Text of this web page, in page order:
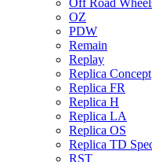
Off Road
OZ
PDW
Remain
Replay
Replica Concept
Replica FR
Replica H
Replica LA
Replica OS
Replica TD
RST